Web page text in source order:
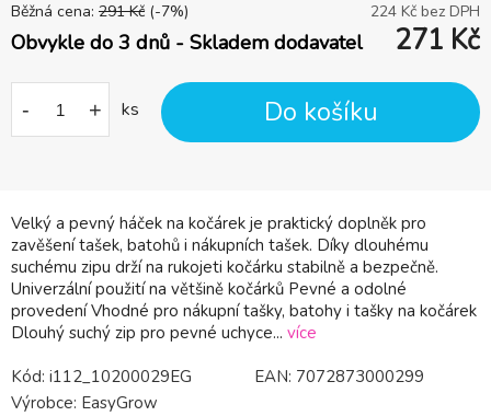
Velký a pevný háček na kočárek je praktický doplněk pro
zavěšení tašek, batohů i nákupních tašek. Díky dlouhému
suchému zipu drží na rukojeti kočárku stabilně a bezpečně.
Univerzální použití na většině kočárků Pevné a odolné
provedení Vhodné pro nákupní tašky, batohy i tašky na kočárek
Dlouhý suchý zip pro pevné uchyce... více
Běžná cena: 291 Kč (-7%) 224 Kč bez DPH
Obvykle do 3 dnů - Skladem dodavatel 271 Kč
- + ks Do košíku
Kód: i112_10200029EG EAN: 7072873000299
Výrobce: EasyGrow